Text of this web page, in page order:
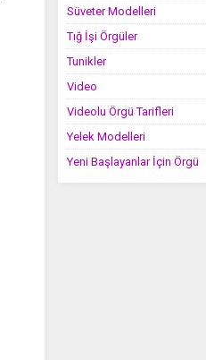
Süveter Modelleri
Tığ İşi Örgüler
Tunikler
Video
Videolu Örgü Tarifleri
Yelek Modelleri
Yeni Başlayanlar İçin Örgü